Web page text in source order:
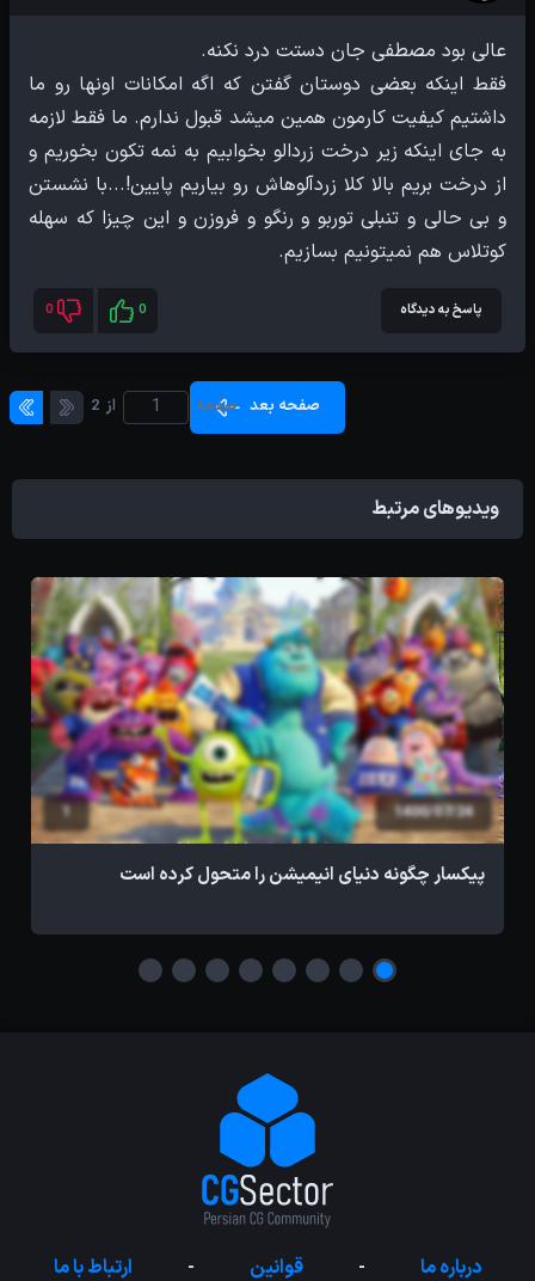
فقط اینکه بعضی دوستان گفتن که اگه امکانات اونها رو ما
داشتیم کیفیت کارمون همین میشد قبول ندارم. ما فقط لازمه
به جای اینکه زیر درخت زردالو بخوابیم به نمه تکون بخوریم و
از درخت بریم بالا کلا زردآلوهاش رو بیاریم پایین!...با نشستن
و بی حالی و تنبلی توربو و رنگو و فروزن و این چیزا که سهله
کوتلاس هم نمیتونیم بسازیم.
پاسخ به دیدگاه 0
0
صفحه بعد صفحه از 2
ویدیوهای مرتبط
1400/07/24
1
پیکسار چگونه دنیای انیمیشن را متحول کرده است
درباره ما - قوانین - ارتباط با ما